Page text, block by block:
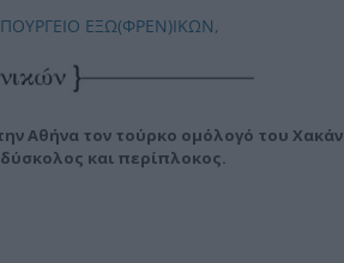
ΕΞΩ(ΦΡΕΝ)ΙΚΩΝ,
Αθήνα τον τούρκο ομόλογό του Χακάν
δύσκολος και περίπλοκος.